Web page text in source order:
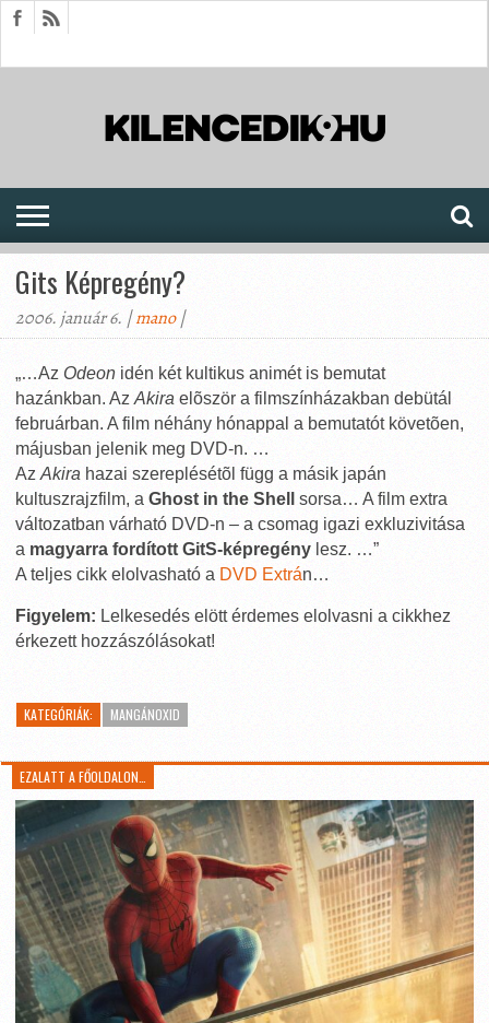
Gits Képregény?
2006. január 6. |mano|
„…Az Odeon idén két kultikus animét is bemutat
hazánkban. Az Akira elõször a filmszínházakban debütál
februárban. A film néhány hónappal a bemutatót követõen,
májusban jelenik meg DVD-n. …
Az Akira hazai szereplésétõl függ a másik japán
kultuszrajzfilm, a Ghost in the Shell
sorsa… A film extra
változatban várható DVD-n – a csomag igazi exkluzivitása
a magyarra fordított GitS-képregény lesz. …”
A teljes cikk elolvasható a DVD Extrán…
Figyelem: Lelkesedés elött érdemes elolvasni a cikkhez
érkezett hozzászólásokat!
KATEGÓRIÁK: MANGÁNOXID
EZALATT A FŐOLDALON…